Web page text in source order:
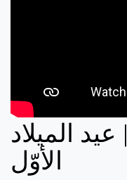
الحلقة : ‏٨‏‏٠‏‏١‏| عيد الميلاد
الأوّل